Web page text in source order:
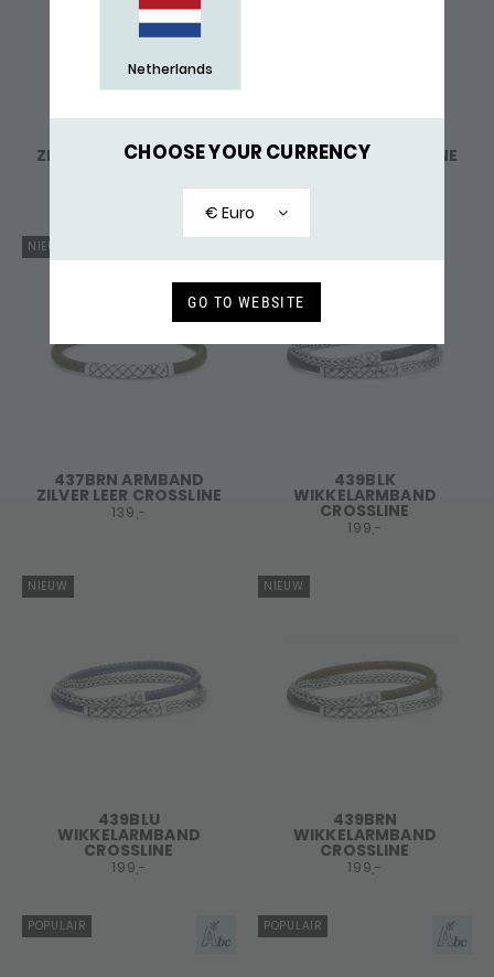
Netherlands
CHOOSE YOUR CURRENCY
€ Euro
GO TO WEBSITE
437BLK ARMBAND
ZILVER LEER CROSSLINE
437BLU ARMBAND
ZILVER LEER CROSSLINE
NIEUW
437BRN ARMBAND
ZILVER LEER CROSSLINE
139,-
439BLK
WIKKELARMBAND
CROSSLINE
199,-
NIEUW
439BLU
WIKKELARMBAND
CROSSLINE
199,-
NIEUW
439BRN
WIKKELARMBAND
CROSSLINE
199,-
POPULAIR POPULAIR